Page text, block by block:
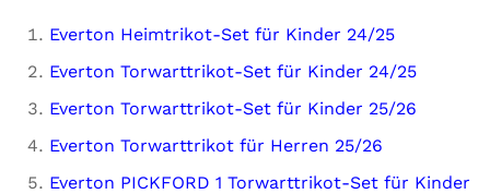
Everton Heimtrikot-Set für Kinder 24/25
Everton Torwarttrikot-Set für Kinder 24/25
Everton Torwarttrikot-Set für Kinder 25/26
Everton Torwarttrikot für Herren 25/26
Everton PICKFORD 1 Torwarttrikot-Set für Kinder